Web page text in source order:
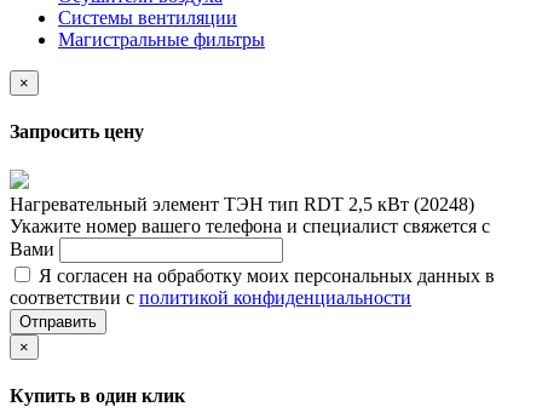
Системы вентиляции
Магистральные фильтры
×
Запросить цену
Нагревательный элемент ТЭН тип RDT 2,5 кВт (20248)
Укажите номер вашего телефона и специалист свяжется с
Вами
Я согласен на обработку моих персональных данных в
соответствии с политикой конфиденциальности
Отправить
×
Купить в один клик